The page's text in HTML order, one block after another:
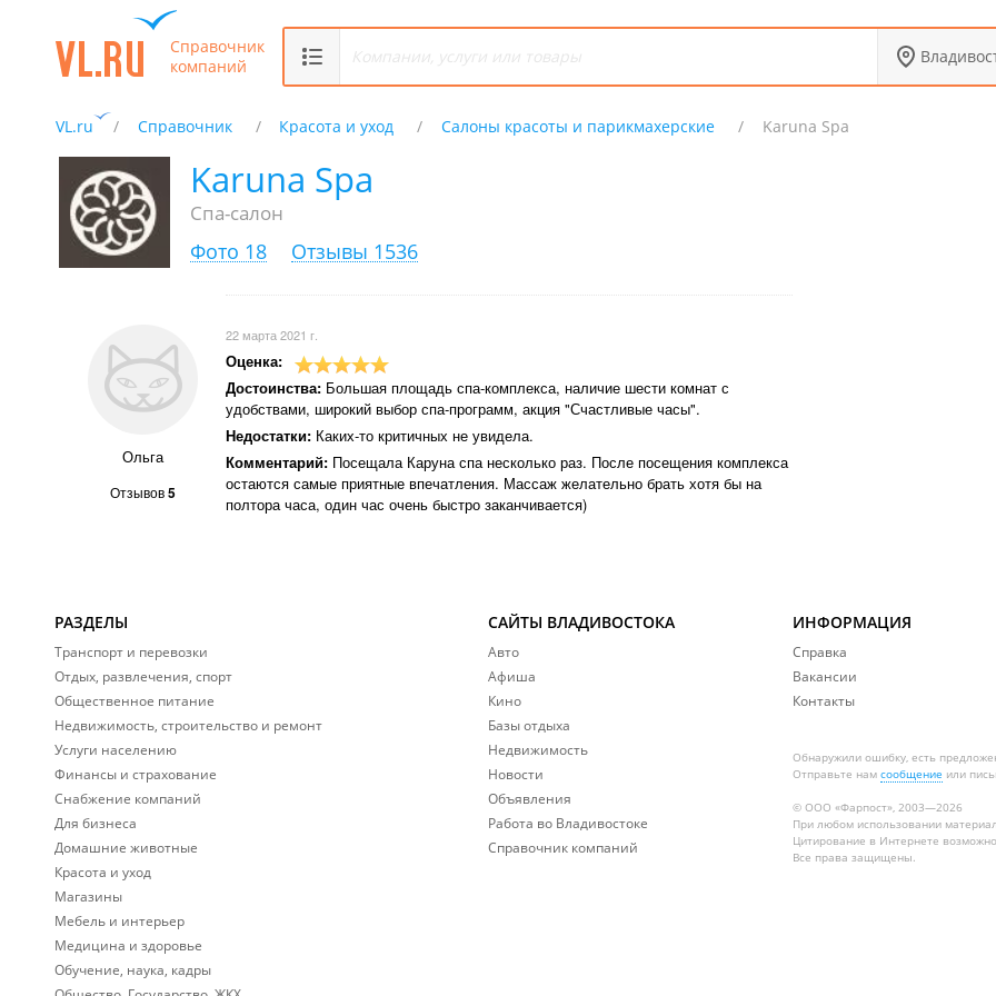
Справочник
компаний
VL.ru Справочник Красота и уход Салоны красоты и парикмахерские Karuna Spa
Karuna Spa
Спа-салон
Фото 18 Отзывы 1536
Ольга
Отзывов5
22 марта 2021 г.
Оценка:
Достоинства: Большая площадь спа-комплекса, наличие шести комнат с
удобствами, широкий выбор спа-программ, акция "Счастливые часы".
Недостатки: Каких-то критичных не увидела.
Комментарий: Посещала Каруна спа несколько раз. После посещения комплекса
остаются самые приятные впечатления. Массаж желательно брать хотя бы на
полтора часа, один час очень быстро заканчивается)
РАЗДЕЛЫ
Транспорт и перевозки
Отдых, развлечения, спорт
Общественное питание
Недвижимость, строительство и ремонт
Услуги населению
Финансы и страхование
Снабжение компаний
Для бизнеса
Домашние животные
Красота и уход
Магазины
Мебель и интерьер
Медицина и здоровье
Обучение, наука, кадры
САЙТЫ ВЛАДИВОСТОКА
Авто
Афиша
Кино
Базы отдыха
Недвижимость
Новости
Объявления
Работа во Владивостоке
Справочник компаний
ИНФОРМАЦИЯ
Справка
Вакансии
Контакты
Обнаружили ошибку, есть
Отправьте нам сообщение или
© ООО «Фарпост», 2003—2026
При любом использовании
Цитирование в Интернете
Все права защищены.